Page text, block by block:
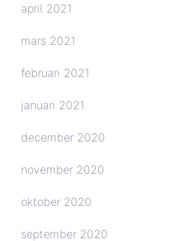
april 2021
mars 2021
februari 2021
januari 2021
december 2020
november 2020
oktober 2020
september 2020